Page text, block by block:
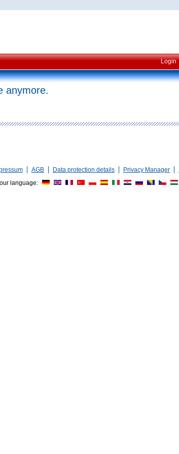
Login
anymore.
AGB Data protection details Privacy Manager
language: